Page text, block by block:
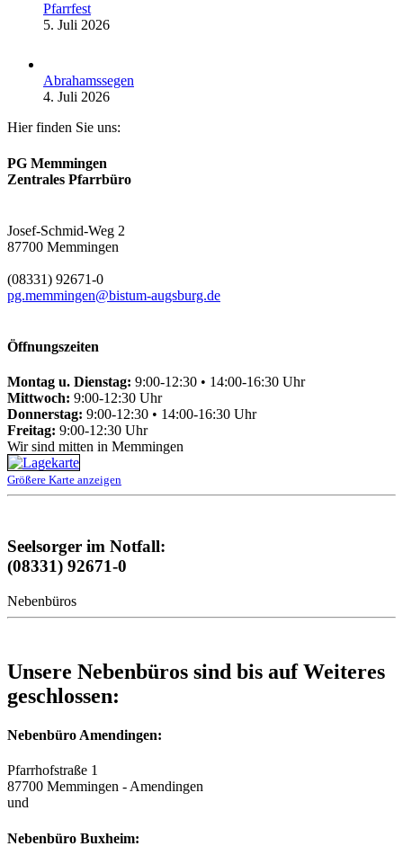
Pfarrfest
5. Juli 2026
Abrahamssegen
4. Juli 2026
Hier finden Sie uns:
PG Memmingen
Zentrales Pfarrbüro
Josef-Schmid-Weg 2
87700 Memmingen
(08331) 92671-0
pg.memmingen@bistum-augsburg.de
Öffnungszeiten
Montag u. Dienstag: 9:00-12:30 • 14:00-16:30 Uhr
Mittwoch: 9:00-12:30 Uhr
Donnerstag: 9:00-12:30 • 14:00-16:30 Uhr
Freitag: 9:00-12:30 Uhr
Wir sind mitten in Memmingen
Größere Karte anzeigen
Seelsorger im Notfall:
(08331) 92671-0
Nebenbüros
Unsere Nebenbüros sind bis auf Weiteres
geschlossen:
Nebenbüro Amendingen:
Pfarrhofstraße 1
87700 Memmingen - Amendingen
und
Nebenbüro Buxheim: